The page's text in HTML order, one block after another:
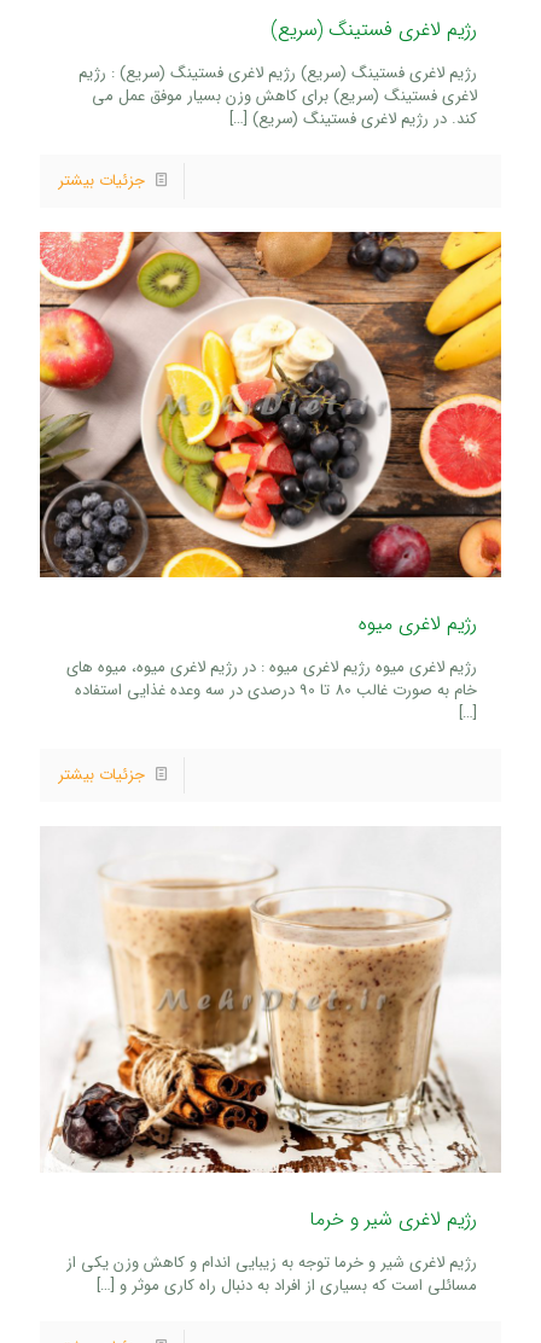
رژیم لاغری فستینگ (سریع)
رژیم لاغری فستینگ (سریع) رژیم لاغری فستینگ (سریع) : رژیم
لاغری فستینگ (سریع) برای کاهش وزن بسیار موفق عمل می
کند. در رژیم لاغری فستینگ (سریع) […]
جزئیات بیشتر
رژیم لاغری میوه
رژیم لاغری میوه رژیم لاغری میوه : در رژیم لاغری میوه، میوه های
خام به صورت غالب 80 تا 90 درصدی در سه وعده غذایی استفاده
[…]
جزئیات بیشتر
رژیم لاغری شیر و خرما
رژیم لاغری شیر و خرما توجه به زیبایی اندام و کاهش وزن یکی از
مسائلی است که بسیاری از افراد به دنبال راه کاری موثر و […]